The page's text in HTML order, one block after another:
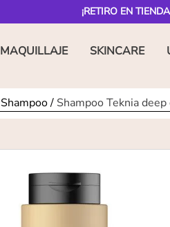
¡RETIRO EN
MAQUILLAJE SKINCARE
Shampoo Shampoo Teknia